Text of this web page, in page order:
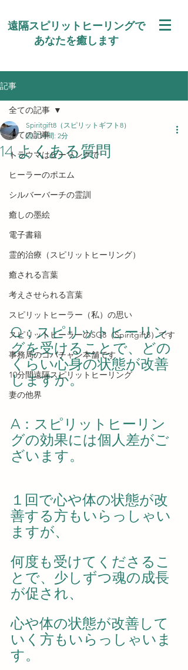
遠隔スピリットヒーリングで
あなたを癒します
記事
全ての記事
トラウマはヒーリングで
ヒーラーのポエム
シルバーバーチの霊訓
癒しの墨絵
電子書籍
霊的治療（スピリットヒーリング）
癒される言葉
考えさせられる言葉
スピリットヒーラー（私）の思い
スピリットヒーラーのSG8（Spiritgift8）です
事務局のコバチャン本舗です
10分間遠隔スピリットヒーリング
妻の他界
全ての記事
14.よくある質問
Spiritgift8（スピリットギフト8）
読了時間: 2分
Q：スピリットヒーリン
グを受けることで、どの
くらい心身の状態が改善
しますか。
A：スピリットヒーリン
グの効果には個人差がご
ざいます。
１回で心や体の状態が改
善する方もいらっしゃい
ますが、
何度も受けてくださるこ
とで、少しずつ魂の成長
が促され、
心や体の状態が改善して
いく方もいらっしゃいま
す。